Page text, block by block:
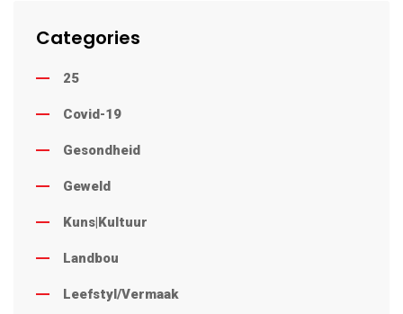
Categories
25
Covid-19
Gesondheid
Geweld
Kuns|Kultuur
Landbou
Leefstyl/Vermaak